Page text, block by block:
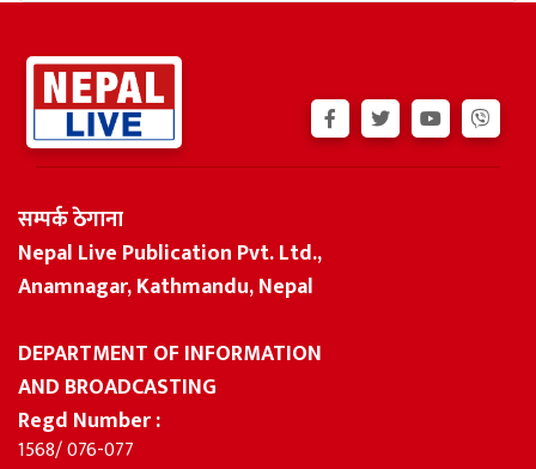
सम्पर्क ठेगाना
Nepal Live Publication Pvt. Ltd.,
Anamnagar, Kathmandu, Nepal
DEPARTMENT OF INFORMATION
AND BROADCASTING
Regd Number :
1568/ 076-077